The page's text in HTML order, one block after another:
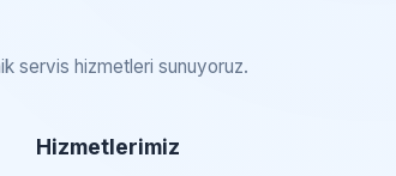
servis hizmetleri sunuyoruz.
Hizmetlerimiz